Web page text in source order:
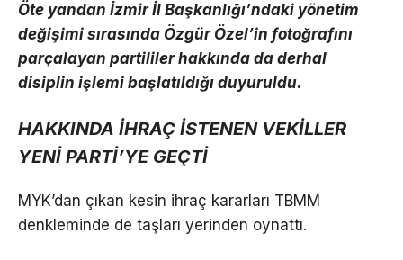
Öte yandan İzmir İl Başkanlığı’ndaki yönetim
değişimi sırasında Özgür Özel’in fotoğrafını
parçalayan partililer hakkında da derhal
disiplin işlemi başlatıldığı duyuruldu.
HAKKINDA İHRAÇ İSTENEN VEKİLLER
YENİ PARTİ’YE GEÇTİ
MYK’dan çıkan kesin ihraç kararları TBMM
denkleminde de taşları yerinden oynattı.